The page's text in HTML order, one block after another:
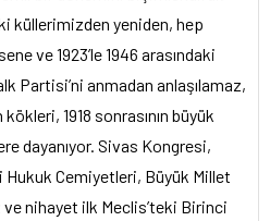
küllerimizden yeniden, hep
ve 1923’le 1946 arasındaki
Partisi’ni anmadan anlaşılamaz,
1918 sonrasının büyük
dayanıyor. Sivas Kongresi,
Cemiyetleri, Büyük Millet
ve nihayet ilk Meclis’teki Birinci